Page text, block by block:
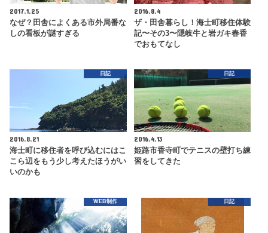
2017.1.25
なぜ？田舎によくある市外局番な
しの看板が謎すぎる
2016.8.4
ザ・田舎暮らし！海士町移住体験
記〜その3〜隠岐牛と岩ガキ春香
でおもてなし
日記
2016.8.21
海士町に移住者を呼び込むにはこ
こら辺をもう少し考えたほうがい
いのかも
日記
2016.4.13
姫路市香寺町でテニスの壁打ち練
習をしてきた
WEB制作 日記